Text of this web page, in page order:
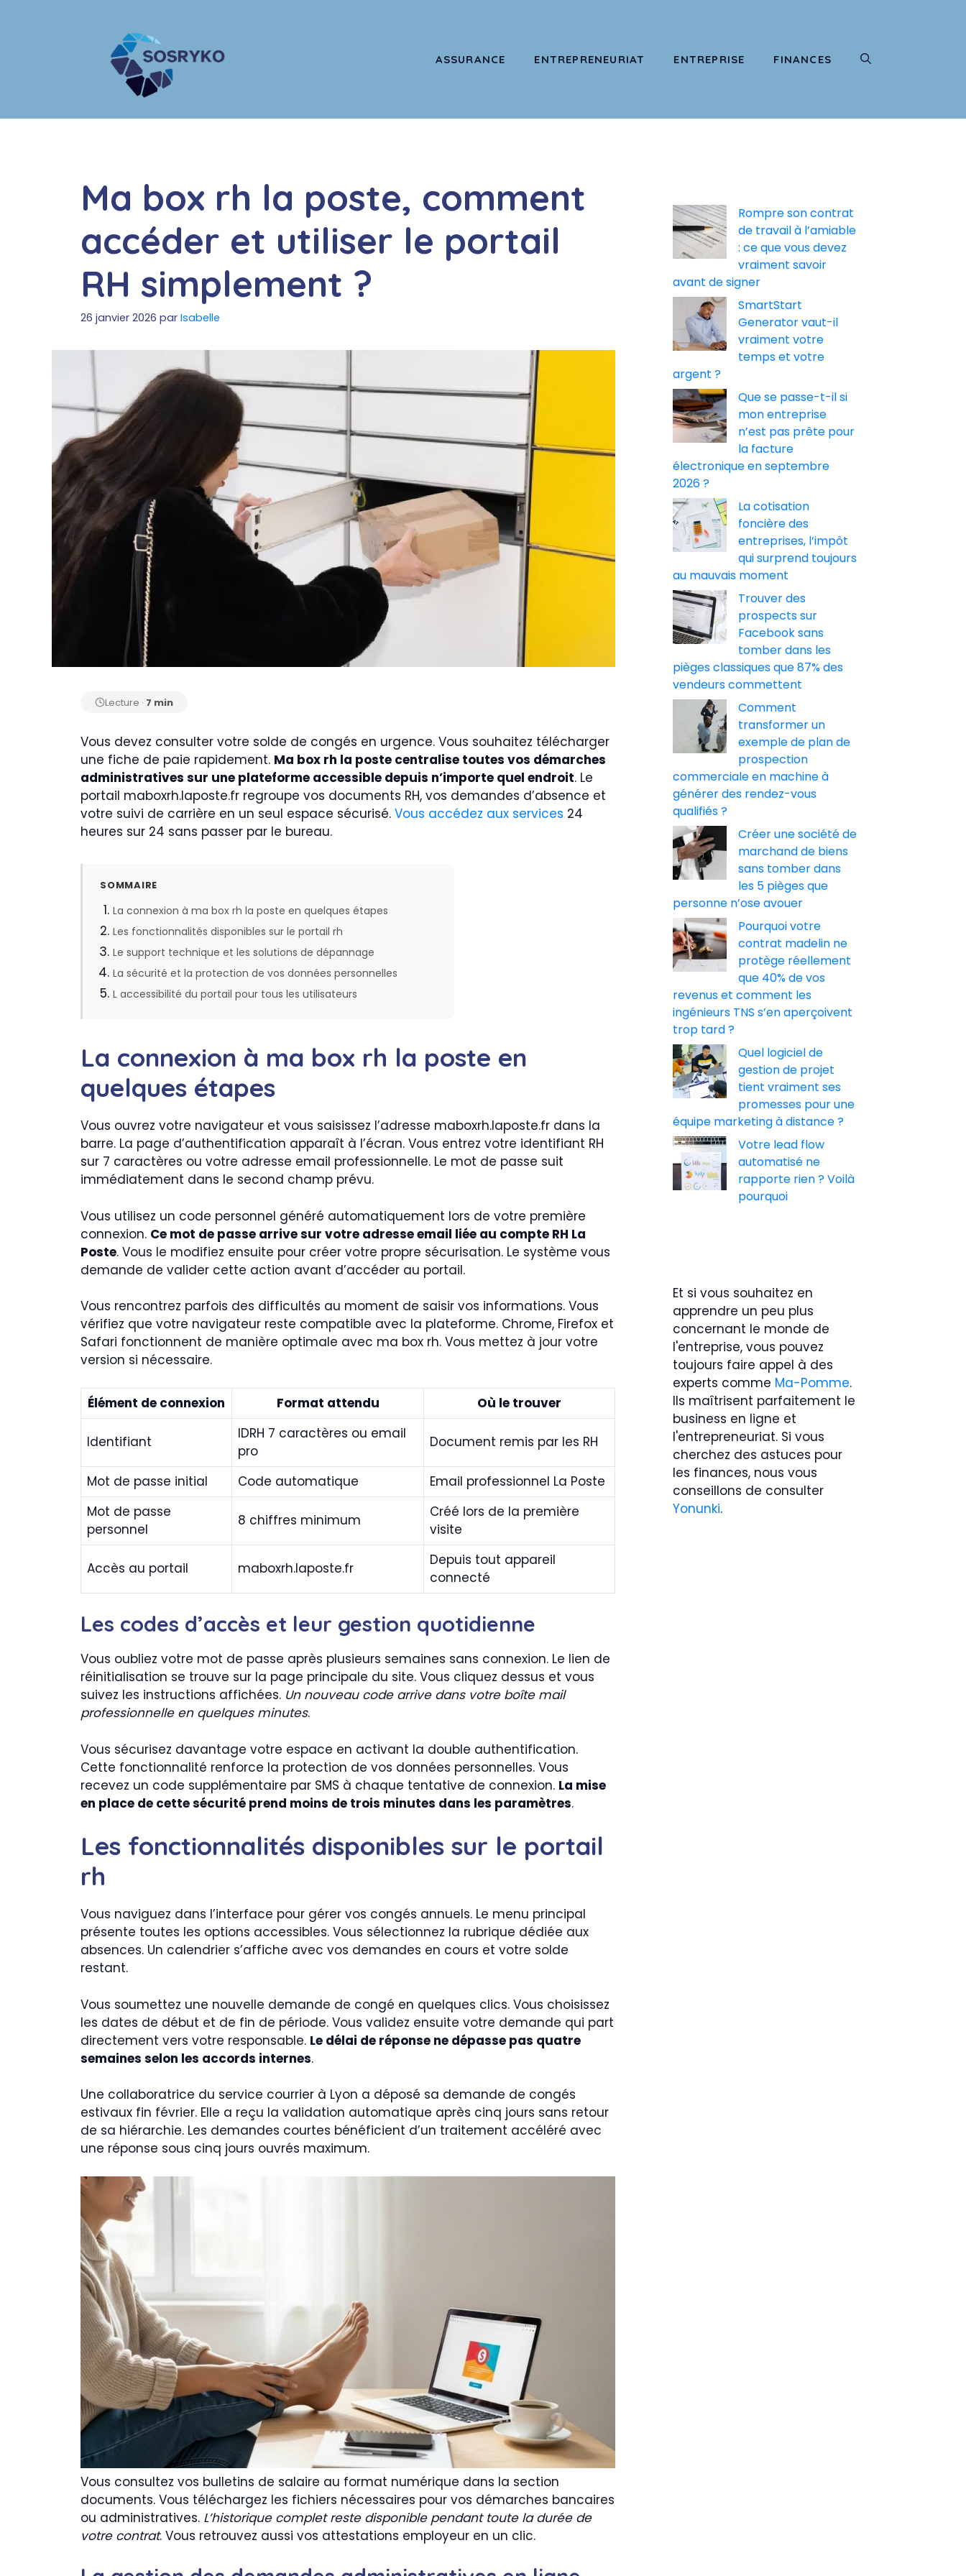
ASSURANCE ENTREPRENEURIAT ENTREPRISE FINANCES
Ma box rh la poste, comment
accéder et utiliser le portail
RH simplement ?
26 janvier 2026 par Isabelle
Lecture · 7 min
Vous devez consulter votre solde de congés en urgence. Vous souhaitez télécharger
une fiche de paie rapidement. Ma box rh la poste centralise toutes vos démarches
administratives sur une plateforme accessible depuis n’importe quel endroit. Le
portail maboxrh.laposte.fr regroupe vos documents RH, vos demandes d’absence et
votre suivi de carrière en un seul espace sécurisé. Vous accédez aux services 24
heures sur 24 sans passer par le bureau.
SOMMAIRE
La connexion à ma box rh la poste en quelques étapes
Les fonctionnalités disponibles sur le portail rh
Le support technique et les solutions de dépannage
La sécurité et la protection de vos données personnelles
L accessibilité du portail pour tous les utilisateurs
La connexion à ma box rh la poste en
quelques étapes
Vous ouvrez votre navigateur et vous saisissez l’adresse maboxrh.laposte.fr dans la
barre. La page d’authentification apparaît à l’écran. Vous entrez votre identifiant RH
sur 7 caractères ou votre adresse email professionnelle. Le mot de passe suit
immédiatement dans le second champ prévu.
Vous utilisez un code personnel généré automatiquement lors de votre première
connexion. Ce mot de passe arrive sur votre adresse email liée au compte RH La
Poste. Vous le modifiez ensuite pour créer votre propre sécurisation. Le système vous
demande de valider cette action avant d’accéder au portail.
Vous rencontrez parfois des difficultés au moment de saisir vos informations. Vous
vérifiez que votre navigateur reste compatible avec la plateforme. Chrome, Firefox et
Safari fonctionnent de manière optimale avec ma box rh. Vous mettez à jour votre
version si nécessaire.
Élément de connexion Format attendu Où le trouver
Identifiant
IDRH 7 caractères ou email
pro
Document remis par les RH
Mot de passe initial Code automatique
Email professionnel La Poste
Mot de passe
personnel
8 chiffres minimum
Créé lors de la première
visite
Accès au portail maboxrh.laposte.fr
Depuis tout appareil
connecté
Les codes d’accès et leur gestion quotidienne
Vous oubliez votre mot de passe après plusieurs semaines sans connexion. Le lien de
réinitialisation se trouve sur la page principale du site. Vous cliquez dessus et vous
suivez les instructions affichées. Un nouveau code arrive dans votre boîte mail
professionnelle en quelques minutes.
Vous sécurisez davantage votre espace en activant la double authentification.
Cette fonctionnalité renforce la protection de vos données personnelles. Vous
recevez un code supplémentaire par SMS à chaque tentative de connexion. La mise
en place de cette sécurité prend moins de trois minutes dans les paramètres.
Les fonctionnalités disponibles sur le portail
rh
Vous naviguez dans l’interface pour gérer vos congés annuels. Le menu principal
présente toutes les options accessibles. Vous sélectionnez la rubrique dédiée aux
absences. Un calendrier s’affiche avec vos demandes en cours et votre solde
restant.
Vous soumettez une nouvelle demande de congé en quelques clics. Vous choisissez
les dates de début et de fin de période. Vous validez ensuite votre demande qui part
directement vers votre responsable. Le délai de réponse ne dépasse pas quatre
semaines selon les accords internes.
Une collaboratrice du service courrier à Lyon a déposé sa demande de congés
estivaux fin février. Elle a reçu la validation automatique après cinq jours sans retour
de sa hiérarchie. Les demandes courtes bénéficient d’un traitement accéléré avec
une réponse sous cinq jours ouvrés maximum.
Vous consultez vos bulletins de salaire au format numérique dans la section
documents. Vous téléchargez les fichiers nécessaires pour vos démarches bancaires
ou administratives. L’historique complet reste disponible pendant toute la durée de
votre contrat. Vous retrouvez aussi vos attestations employeur en un clic.
Rompre son contrat
de travail à l’amiable
: ce que vous devez
vraiment savoir
avant de signer
SmartStart
Generator vaut-il
vraiment votre
temps et votre
argent ?
Que se passe-t-il si
mon entreprise
n’est pas prête pour
la facture
électronique en septembre
2026 ?
La cotisation
foncière des
entreprises, l’impôt
qui surprend toujours
au mauvais moment
Trouver des
prospects sur
Facebook sans
tomber dans les
pièges classiques que 87% des
vendeurs commettent
Comment
transformer un
exemple de plan de
prospection
commerciale en machine à
générer des rendez-vous
qualifiés ?
Créer une société de
marchand de biens
sans tomber dans
les 5 pièges que
personne n’ose avouer
Pourquoi votre
contrat madelin ne
protège réellement
que 40% de vos
revenus et comment les
ingénieurs TNS s’en aperçoivent
trop tard ?
Quel logiciel de
gestion de projet
tient vraiment ses
promesses pour une
équipe marketing à distance ?
Votre lead flow
automatisé ne
rapporte rien ? Voilà
pourquoi
Et si vous souhaitez en
apprendre un peu plus
concernant le monde de
l'entreprise, vous pouvez
toujours faire appel à des
experts comme Ma-Pomme.
Ils maîtrisent parfaitement le
business en ligne et
l'entrepreneuriat. Si vous
cherchez des astuces pour
les finances, nous vous
conseillons de consulter
Yonunki.